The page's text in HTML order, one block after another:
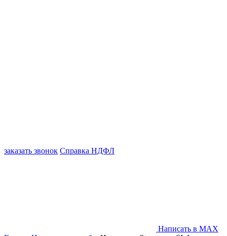
заказать звонок Справка НДФЛ
Написать в MAX